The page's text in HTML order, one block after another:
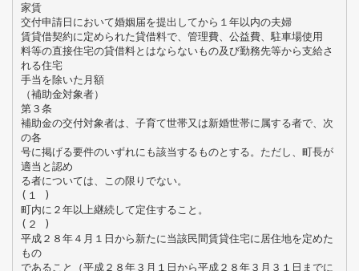
家賃
交付申請日において婚姻届を提出してから１年以内の夫婦
賃貸借契約に定められた貸借料で、管理費、公益費、駐車場使用
料等の直接住宅の貸借料とはならないもの及び勤務先等から支給さ
れる住宅
手当を除いた月額
（補助金対象者）
第３条
補助金の交付対象者は、子育て世帯又は新婚世帯に属する者で、次
の各
号に掲げる要件のいずれにも該当するものとする。ただし、町長が
適当と認め
る者については、この限りでない。
(１ )
町内に２年以上継続して定住すること。
(２ )
平成２８年４月１日から新たに当該民間賃貸住宅に居住地を定めた
もの
であること（平成２８年３月１日から平成２８年３月３１日までに